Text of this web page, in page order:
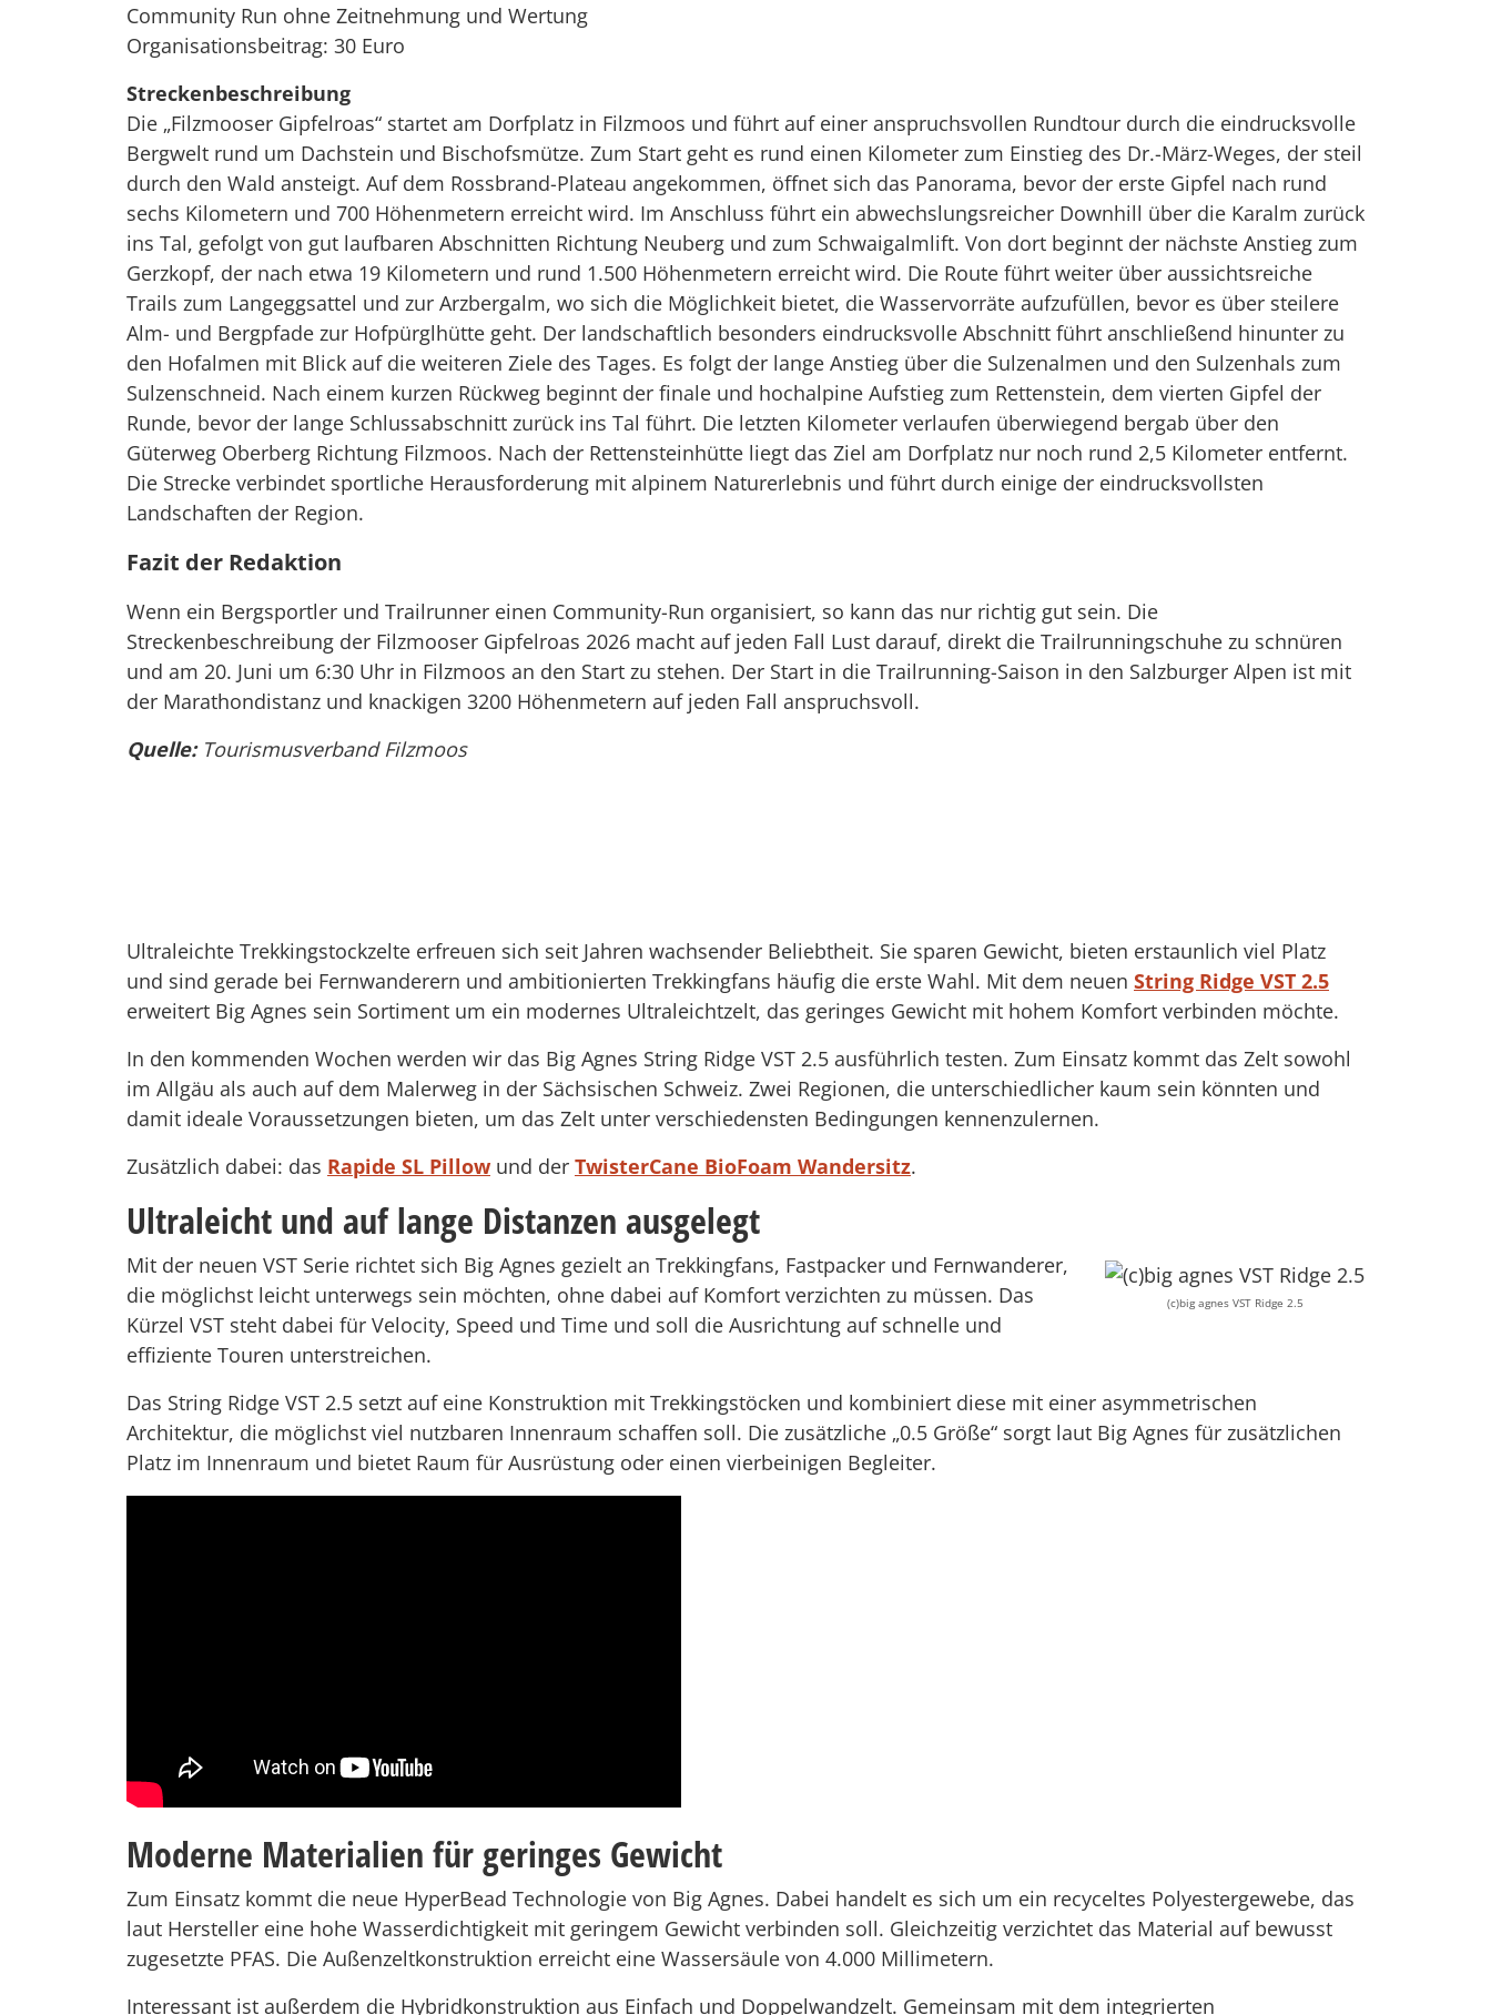
Community Run ohne Zeitnehmung und Wertung
Organisationsbeitrag: 30 Euro
Streckenbeschreibung
Die „Filzmooser Gipfelroas“ startet am Dorfplatz in Filzmoos und führt auf einer anspruchsvollen Rundtour durch die eindrucksvolle
Bergwelt rund um Dachstein und Bischofsmütze. Zum Start geht es rund einen Kilometer zum Einstieg des Dr.-März-Weges, der steil
durch den Wald ansteigt. Auf dem Rossbrand-Plateau angekommen, öffnet sich das Panorama, bevor der erste Gipfel nach rund
sechs Kilometern und 700 Höhenmetern erreicht wird. Im Anschluss führt ein abwechslungsreicher Downhill über die Karalm zurück
ins Tal, gefolgt von gut laufbaren Abschnitten Richtung Neuberg und zum Schwaigalmlift. Von dort beginnt der nächste Anstieg zum
Gerzkopf, der nach etwa 19 Kilometern und rund 1.500 Höhenmetern erreicht wird. Die Route führt weiter über aussichtsreiche
Trails zum Langeggsattel und zur Arzbergalm, wo sich die Möglichkeit bietet, die Wasservorräte aufzufüllen, bevor es über steilere
Alm- und Bergpfade zur Hofpürglhütte geht. Der landschaftlich besonders eindrucksvolle Abschnitt führt anschließend hinunter zu
den Hofalmen mit Blick auf die weiteren Ziele des Tages. Es folgt der lange Anstieg über die Sulzenalmen und den Sulzenhals zum
Sulzenschneid. Nach einem kurzen Rückweg beginnt der finale und hochalpine Aufstieg zum Rettenstein, dem vierten Gipfel der
Runde, bevor der lange Schlussabschnitt zurück ins Tal führt. Die letzten Kilometer verlaufen überwiegend bergab über den
Güterweg Oberberg Richtung Filzmoos. Nach der Rettensteinhütte liegt das Ziel am Dorfplatz nur noch rund 2,5 Kilometer entfernt.
Die Strecke verbindet sportliche Herausforderung mit alpinem Naturerlebnis und führt durch einige der eindrucksvollsten
Landschaften der Region.
Fazit der Redaktion
Wenn ein Bergsportler und Trailrunner einen Community-Run organisiert, so kann das nur richtig gut sein. Die
Streckenbeschreibung der Filzmooser Gipfelroas 2026 macht auf jeden Fall Lust darauf, direkt die Trailrunningschuhe zu schnüren
und am 20. Juni um 6:30 Uhr in Filzmoos an den Start zu stehen. Der Start in die Trailrunning-Saison in den Salzburger Alpen ist mit
der Marathondistanz und knackigen 3200 Höhenmetern auf jeden Fall anspruchsvoll.
Quelle:Tourismusverband Filzmoos
Ultraleichte Trekkingstockzelte erfreuen sich seit Jahren wachsender Beliebtheit. Sie sparen Gewicht, bieten erstaunlich viel Platz
und sind gerade bei Fernwanderern und ambitionierten Trekkingfans häufig die erste Wahl. Mit dem neuen String Ridge VST 2.5
erweitert Big Agnes sein Sortiment um ein modernes Ultraleichtzelt, das geringes Gewicht mit hohem Komfort verbinden möchte.
In den kommenden Wochen werden wir das Big Agnes String Ridge VST 2.5 ausführlich testen. Zum Einsatz kommt das Zelt sowohl
im Allgäu als auch auf dem Malerweg in der Sächsischen Schweiz. Zwei Regionen, die unterschiedlicher kaum sein könnten und
damit ideale Voraussetzungen bieten, um das Zelt unter verschiedensten Bedingungen kennenzulernen.
Zusätzlich dabei: das Rapide SL Pillow und der TwisterCane BioFoam Wandersitz.
Ultraleicht und auf lange Distanzen ausgelegt
(c)big agnes VST Ridge 2.5
Mit der neuen VST Serie richtet sich Big Agnes gezielt an Trekkingfans, Fastpacker und Fernwanderer,
die möglichst leicht unterwegs sein möchten, ohne dabei auf Komfort verzichten zu müssen. Das
Kürzel VST steht dabei für Velocity, Speed und Time und soll die Ausrichtung auf schnelle und
effiziente Touren unterstreichen.
Das String Ridge VST 2.5 setzt auf eine Konstruktion mit Trekkingstöcken und kombiniert diese mit einer asymmetrischen
Architektur, die möglichst viel nutzbaren Innenraum schaffen soll. Die zusätzliche „0.5 Größe“ sorgt laut Big Agnes für zusätzlichen
Platz im Innenraum und bietet Raum für Ausrüstung oder einen vierbeinigen Begleiter.
Moderne Materialien für geringes Gewicht
Zum Einsatz kommt die neue HyperBead Technologie von Big Agnes. Dabei handelt es sich um ein recyceltes Polyestergewebe, das
laut Hersteller eine hohe Wasserdichtigkeit mit geringem Gewicht verbinden soll. Gleichzeitig verzichtet das Material auf bewusst
zugesetzte PFAS. Die Außenzeltkonstruktion erreicht eine Wassersäule von 4.000 Millimetern.
Interessant ist außerdem die Hybridkonstruktion aus Einfach und Doppelwandzelt. Gemeinsam mit dem integrierten